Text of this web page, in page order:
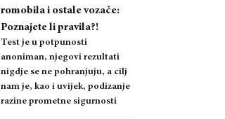
romobila i ostale vozače:
Poznajete li pravila?!
Test je u potpunosti
anoniman, njegovi rezultati
nigdje se ne pohranjuju, a cilj
nam je, kao i uvijek, podizanje
razine prometne sigurnosti